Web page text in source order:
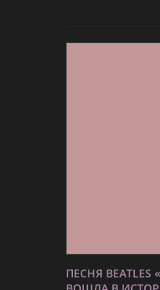
ПЕСНЯ BEATLES